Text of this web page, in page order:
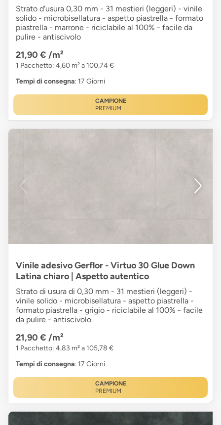
Strato d'usura 0,30 mm - 31 mestieri (leggeri) - vinile
solido - microbisellatura - aspetto piastrella - formato
piastrella - marrone - riciclabile al 100% - facile da
pulire - antiscivolo
21,90 € /m²
1 Pacchetto: 4,60 m² a 100,74 €
Tempi di consegna: 17 Giorni
CAMPIONE
PREMIUM
Vinile adesivo Gerflor - Virtuo 30 Glue Down
Latina chiaro | Aspetto autentico
Strato di usura di 0,30 mm - 31 mestieri (leggeri) -
vinile solido - microbisellatura - aspetto piastrella -
formato piastrella - grigio - riciclabile al 100% - facile
da pulire - antiscivolo
21,90 € /m²
1 Pacchetto: 4,83 m² a 105,78 €
Tempi di consegna: 17 Giorni
CAMPIONE
PREMIUM